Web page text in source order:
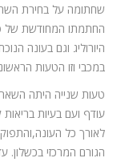
שחתומה על בחירת
החתמתו המחודשת של
היורוליג וגם בעונה
במכבי וזו הטעות
טעות שנייה היתה
עודף ועם בעיות
לאורך כל
הגורם המרכזי בכשלון.